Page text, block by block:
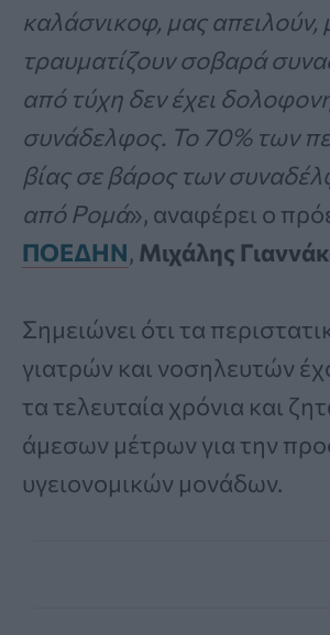
καλάσνικοφ, μας απειλούν,
τραυματίζουν σοβαρά
από τύχη δεν έχει
συνάδελφος. Το 70% των
βίας σε βάρος των
από Ρομά», αναφέρει ο
ΠΟΕΔΗΝ, Μιχάλης
Σημειώνει ότι τα
γιατρών και νοσηλευτών
τα τελευταία χρόνια και
άμεσων μέτρων για την
υγειονομικών μονάδων.